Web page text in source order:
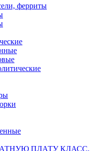
ферриты
ПЛАТУ КЛАСС.